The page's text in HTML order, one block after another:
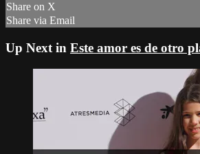
Share on X
Share via Email
Up Next in Este amor es de otro